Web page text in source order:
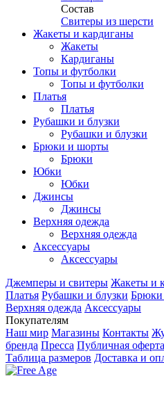
Состав
Свитеры из шерсти
Жакеты и кардиганы
Жакеты
Кардиганы
Топы и футболки
Топы и футболки
Платья
Платья
Рубашки и блузки
Рубашки и блузки
Брюки и шорты
Брюки
Юбки
Юбки
Джинсы
Джинсы
Верхняя одежда
Верхняя одежда
Аксесcуары
Аксесcуары
Джемперы и свитеры Жакеты и
Платья Рубашки и блузки
Верхняя одежда Аксесcуары
Покупателям
Наш мир Магазины Контакты
бренда Пресса Публичная оферта
Таблица размеров Доставка и